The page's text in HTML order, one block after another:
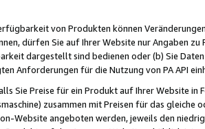
von Produkten können
dürfen Sie auf Ihrer Website nur Angaben
dargestellt sind bedienen oder (b) Sie
Anforderungen für die Nutzung von PA API
Sie Preise für ein Produkt auf Ihrer Website
zusammen mit Preisen für das
Website angeboten werden, jeweils den